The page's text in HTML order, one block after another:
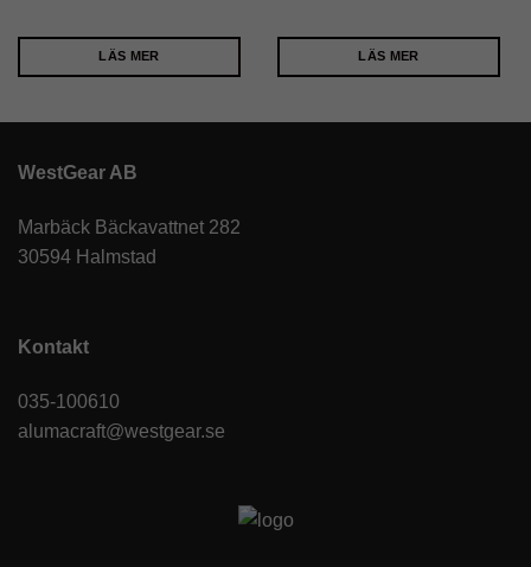
LÄS MER LÄS MER
WestGear AB
Marbäck Bäckavattnet 282
30594 Halmstad
Kontakt
035-100610
alumacraft@westgear.se